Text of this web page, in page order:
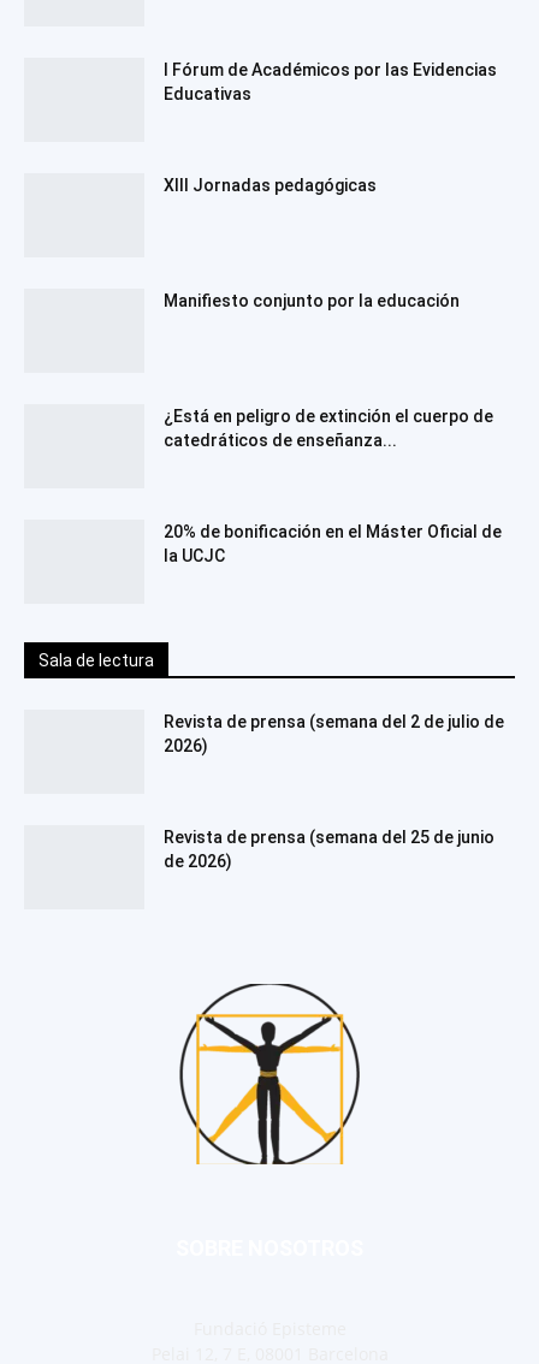
I Fórum de Académicos por las Evidencias
Educativas
XIII Jornadas pedagógicas
Manifiesto conjunto por la educación
¿Está en peligro de extinción el cuerpo de
catedráticos de enseñanza...
20% de bonificación en el Máster Oficial de
la UCJC
Sala de lectura
Revista de prensa (semana del 2 de julio de
2026)
Revista de prensa (semana del 25 de junio
de 2026)